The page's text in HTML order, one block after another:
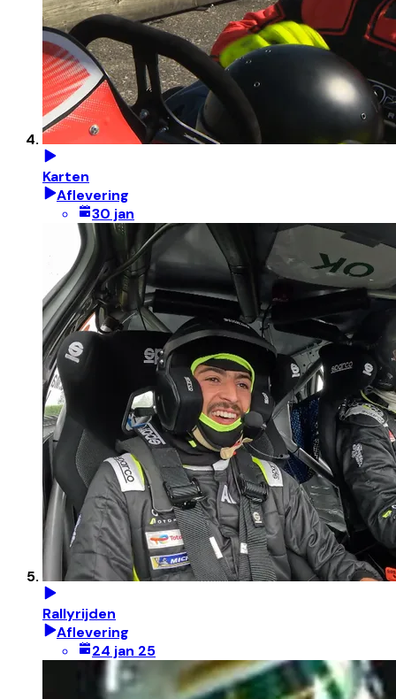
Karten
Aflevering
30 jan
Rallyrijden
Aflevering
24 jan 25